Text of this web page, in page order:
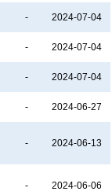
- 2024-07-04
- 2024-07-04
- 2024-07-04
- 2024-06-27
- 2024-06-13
- 2024-06-06